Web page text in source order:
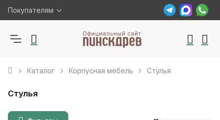
Покупателям
Каталог Корпусная мебель Стулья
Стулья